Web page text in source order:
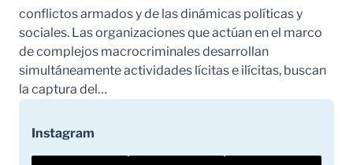
conflictos armados y de las dinámicas políticas y
sociales. Las organizaciones que actúan en el marco
de complejos macrocriminales desarrollan
simultáneamente actividades lícitas e ilícitas, buscan
la captura del…
Instagram